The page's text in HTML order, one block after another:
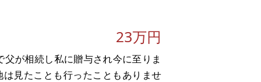
23万円
が相続し私に贈与され今に至りま
見たことも行ったこともありませ